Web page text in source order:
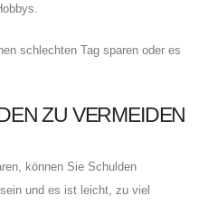
schlechten Tag sparen oder es
ZU VERMEIDEN
können Sie Schulden
und es ist leicht, zu viel